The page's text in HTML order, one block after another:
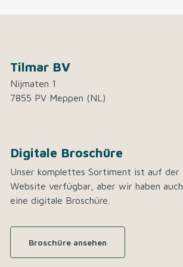
Tilmar BV
Nijmaten 1
7855 PV Meppen (NL)
Digitale Broschüre
Unser komplettes Sortiment ist auf der
Website verfügbar, aber wir haben auch
eine digitale Broschüre.
Broschüre ansehen